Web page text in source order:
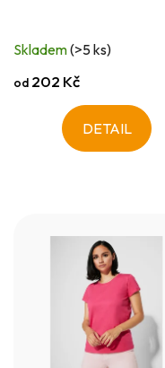
Skladem(>5 ks)
od 202 Kč
DETAIL